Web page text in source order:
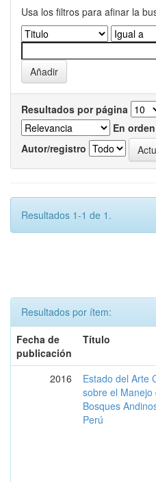
Usa los filtros para afinar la
Resultados por página
En orden
Autor/registro
Resultados 1-1 de 1.
Resultados por ítem:
Fecha de
publicación
Título
2016
Estado del Arte
sobre el Manejo
Bosques
Perú